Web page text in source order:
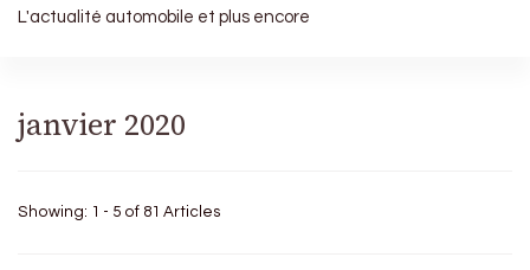
L'actualité automobile et plus encore
janvier 2020
Showing: 1 - 5 of 81 Articles